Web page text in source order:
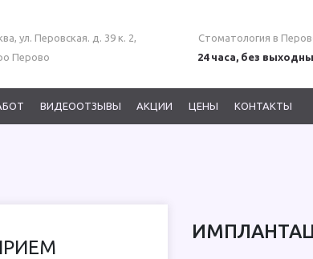
ул. Перовская. д. 39 к. 2,
Перово
Стоматология в
24 часа, без
ВИДЕООТЗЫВЫ АКЦИИ ЦЕНЫ КОНТАКТЫ